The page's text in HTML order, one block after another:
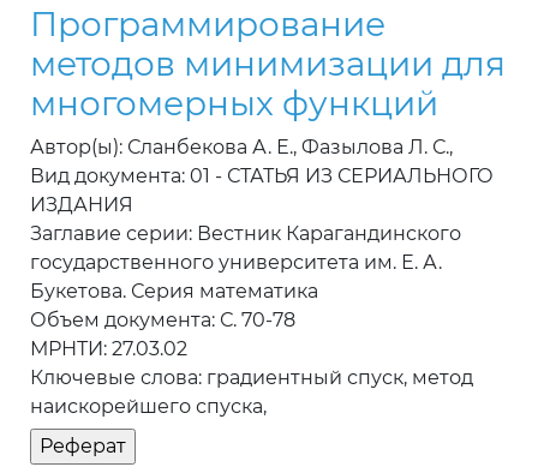
Программирование
методов минимизации для
многомерных функций
Автор(ы): Сланбекова А. Е., Фазылова Л. С.,
Вид документа: 01 - СТАТЬЯ ИЗ СЕРИАЛЬНОГО
ИЗДАНИЯ
Заглавие серии: Вестник Карагандинского
государственного университета им. Е. А.
Букетова. Серия математика
Объем документа: С. 70-78
МРНТИ: 27.03.02
Ключевые слова: градиентный спуск, метод
наискорейшего спуска,